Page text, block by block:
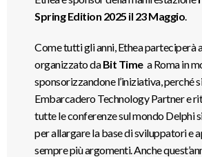
Spring Edition 2025 il 23 Maggio.
Come tutti gli anni, Ethea parteciperà
organizzato daBit Time a Roma in
sponsorizzandone l’iniziativa, perché
Embarcadero Technology Partner e
tutte le conferenze sul mondo Delphi
per allargare la base di sviluppatori e
sempre più argomenti. Anche